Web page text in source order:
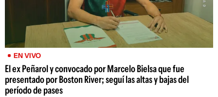
EN VIVO
El ex Peñarol y convocado por Marcelo Bielsa que fue
presentado por Boston River; seguí las altas y bajas del
período de pases